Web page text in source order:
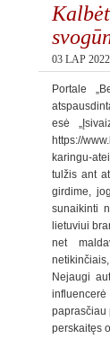
03 LAP 2022
Portale
esė
https://
karingu-
tulžis ant
girdime,
sunaikinti
lietuviui
net
Nejaugi
paprasčiau
perskaitęs